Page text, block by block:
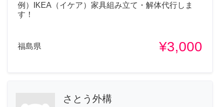
例）IKEA（イケア）家具組み立て・解体代行しま
す！
福島県 ¥3,000
さとう外構